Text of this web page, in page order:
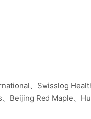
、Swisslog
Beijing Red Maple、